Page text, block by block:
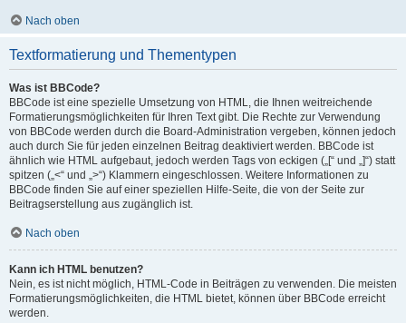
Nach oben
Textformatierung und Thementypen
Was ist BBCode?
BBCode ist eine spezielle Umsetzung von HTML, die Ihnen weitreichende
Formatierungsmöglichkeiten für Ihren Text gibt. Die Rechte zur Verwendung
von BBCode werden durch die Board-Administration vergeben, können jedoch
auch durch Sie für jeden einzelnen Beitrag deaktiviert werden. BBCode ist
ähnlich wie HTML aufgebaut, jedoch werden Tags von eckigen („[“ und „]“) statt
spitzen („<“ und „>“) Klammern eingeschlossen. Weitere Informationen zu
BBCode finden Sie auf einer speziellen Hilfe-Seite, die von der Seite zur
Beitragserstellung aus zugänglich ist.
Nach oben
Kann ich HTML benutzen?
Nein, es ist nicht möglich, HTML-Code in Beiträgen zu verwenden. Die meisten
Formatierungsmöglichkeiten, die HTML bietet, können über BBCode erreicht
werden.